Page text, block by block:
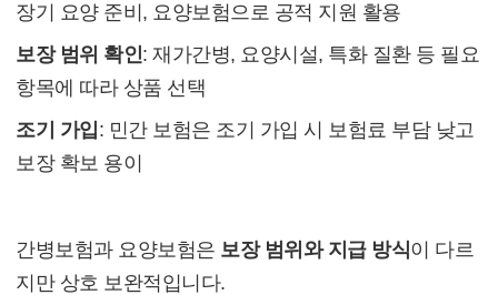
장기 요양 준비, 요양보험으로 공적 지원 활용
보장 범위 확인: 재가간병, 요양시설, 특화 질환 등 필요
항목에 따라 상품 선택
조기 가입: 민간 보험은 조기 가입 시 보험료 부담 낮고
보장 확보 용이
간병보험과 요양보험은 보장 범위와 지급 방식이 다르
지만 상호 보완적입니다.